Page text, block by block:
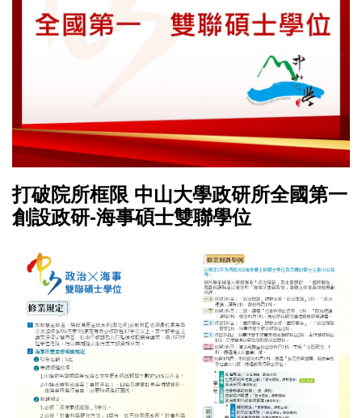
打破院所框限 中山大學政研所全國第一
創設政研-海事碩士雙聯學位